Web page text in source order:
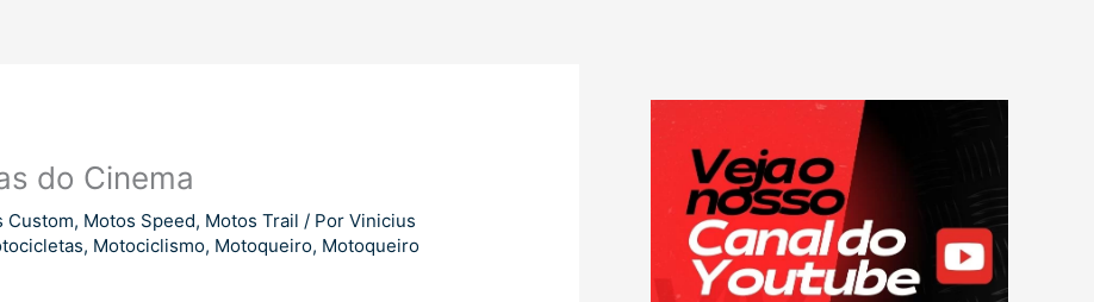
do Cinema
Custom, Motos Speed, Motos Trail / PorVinicius
, Motociclismo, Motoqueiro, Motoqueiro